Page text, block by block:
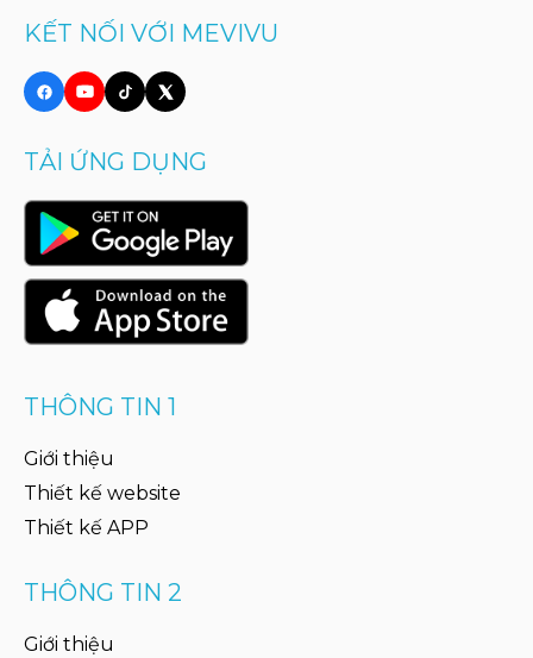
KẾT NỐI VỚI MEVIVU
TẢI ỨNG DỤNG
THÔNG TIN 1
Giới thiệu
Thiết kế website
Thiết kế APP
THÔNG TIN 2
Giới thiệu